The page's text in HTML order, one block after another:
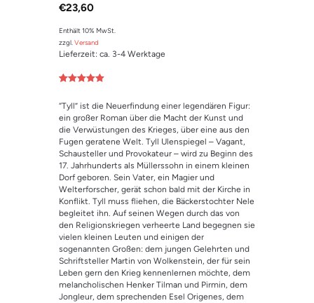
€23,60
Enthält 10% MwSt.
zzgl.Versand
Lieferzeit: ca. 3-4 Werktage
basierend
auf
Kundenbewe
rtung
“Tyll” ist die Neuerfindung einer legendären Figur:
ein großer Roman über die Macht der Kunst und
die Verwüstungen des Krieges, über eine aus den
Fugen geratene Welt. Tyll Ulenspiegel – Vagant,
Schausteller und Provokateur – wird zu Beginn des
17. Jahrhunderts als Müllerssohn in einem kleinen
Dorf geboren. Sein Vater, ein Magier und
Welterforscher, gerät schon bald mit der Kirche in
Konflikt. Tyll muss fliehen, die Bäckerstochter Nele
begleitet ihn. Auf seinen Wegen durch das von
den Religionskriegen verheerte Land begegnen sie
vielen kleinen Leuten und einigen der
sogenannten Großen: dem jungen Gelehrten und
Schriftsteller Martin von Wolkenstein, der für sein
Leben gern den Krieg kennenlernen möchte, dem
melancholischen Henker Tilman und Pirmin, dem
Jongleur, dem sprechenden Esel Origenes, dem